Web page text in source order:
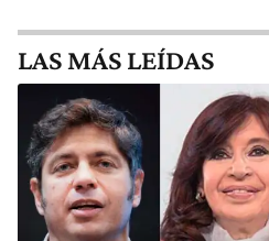
LAS MÁS LEÍDAS